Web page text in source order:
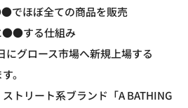
ほぼ全ての商品を販売
●●する仕組み
グロース市場へ新規上場する
。
トリート系ブランド「A BATHING